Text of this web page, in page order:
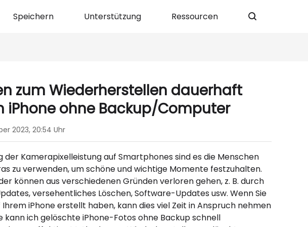
Speichern Unterstützung Ressourcen
zum Wiederherstellen dauerhaft
iPhone ohne Backup/Computer
2023, 20:54 Uhr
Kamerapixelleistung auf Smartphones sind es die Menschen
zu verwenden, um schöne und wichtige Momente festzuhalten.
können aus verschiedenen Gründen verloren gehen, z. B. durch
versehentliches Löschen, Software-Updates usw. Wenn Sie
iPhone erstellt haben, kann dies viel Zeit in Anspruch nehmen
kann ich gelöschte iPhone-Fotos ohne Backup schnell